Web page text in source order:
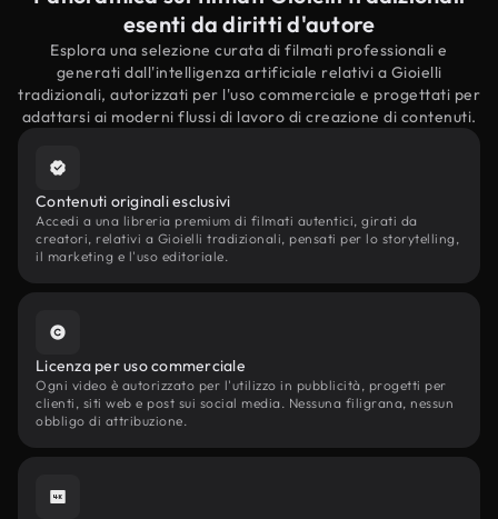
esenti da diritti d'autore
Esplora una selezione curata di filmati professionali e
generati dall'intelligenza artificiale relativi a Gioielli
tradizionali, autorizzati per l'uso commerciale e progettati per
adattarsi ai moderni flussi di lavoro di creazione di contenuti.
Contenuti originali esclusivi
Accedi a una libreria premium di filmati autentici, girati da
creatori, relativi a Gioielli tradizionali, pensati per lo storytelling,
il marketing e l'uso editoriale.
Licenza per uso commerciale
Ogni video è autorizzato per l'utilizzo in pubblicità, progetti per
clienti, siti web e post sui social media. Nessuna filigrana, nessun
obbligo di attribuzione.